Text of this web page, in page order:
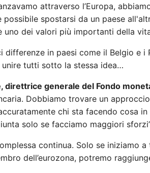
attraverso l’Europa,
possibile spostarsi da un paese
uno dei valori più importanti della
differenze in paesi come il Belgio e i
tutti sotto la stessa idea…
direttrice generale del Fondo
Dobbiamo trovare un
chi sta facendo cosa
solo se facciamo maggiori
continua. Solo se iniziamo
dell’eurozona, potremo